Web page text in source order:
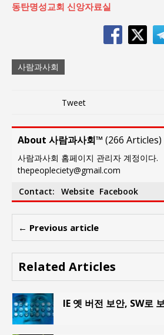
동탄명성교회 신앙자료실
사람과사회
Tweet
About 사람과사회™ (266 Articles)
사람과사회 홈페이지 관리자 계정이다.
thepeopleciety@gmail.com
Contact:
Website Facebook
← Previous article
Related Articles
IE 옛 버전 보안, SW로